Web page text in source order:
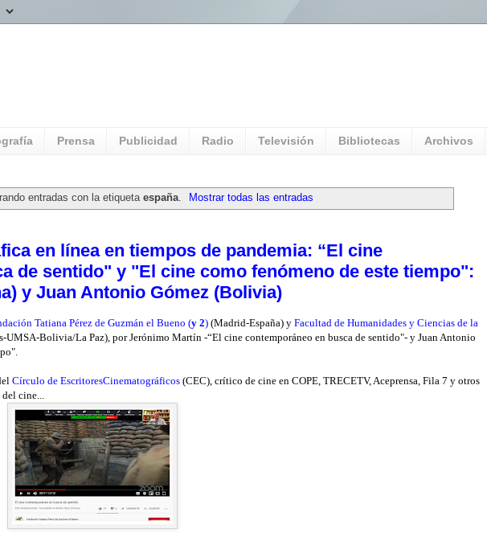
Prensa Publicidad Radio Televisión Bibliotecas Archivos
entradas con la etiqueta españa. Mostrar todas las entradas
en línea en tiempos de pandemia: “El cine
de sentido" y "El cine como fenómeno de este tiempo":
y Juan Antonio Gómez (Bolivia)
Tatiana Pérez de Guzmán el Bueno (y 2) (Madrid-España) y Facultad de Humanidades y Ciencias de la
UMSA-Bolivia/La Paz), por Jerónimo Martín -“El cine contemporáneo en busca de sentido"- y Juan Antonio
Círculo de EscritoresCinematográficos (CEC), crítico de cine en COPE, TRECETV, Aceprensa, Fila 7 y otros
cine...